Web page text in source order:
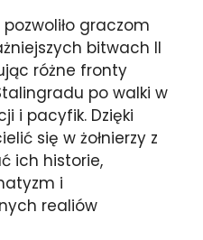
graczom
bitwach II
różne fronty
po walki w
i pacyfik. Dzięki
się w żołnierzy z
ich historie,
i
realiów